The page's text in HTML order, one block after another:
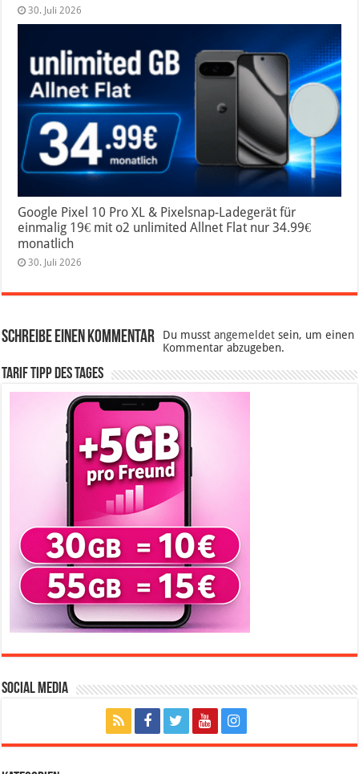
30. Juli 2026
Google Pixel 10 Pro XL & Pixelsnap-Ladegerät für
einmalig 19€ mit o2 unlimited Allnet Flat nur 34.99€
monatlich
30. Juli 2026
Schreibe einen Kommentar Du musstangemeldet sein, um einen
Kommentar abzugeben.
Tarif Tipp des Tages
Social Media